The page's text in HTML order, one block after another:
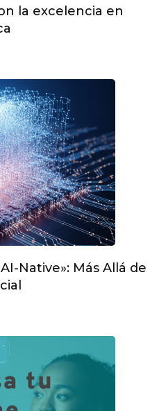
la excelencia en
Native»: Más Allá de